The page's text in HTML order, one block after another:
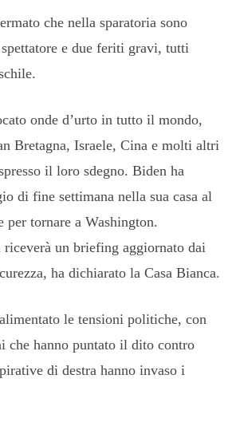
che nella sparatoria sono
e due feriti gravi, tutti
onde d’urto in tutto il mondo,
Bretagna, Israele, Cina e molti altri
il loro sdegno. Biden ha
di fine settimana nella sua casa al
per tornare a Washington.
un briefing aggiornato dai
ha dichiarato la Casa Bianca.
le tensioni politiche, con
che hanno puntato il dito contro
di destra hanno invaso i